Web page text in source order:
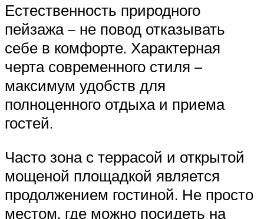
Естественность природного
пейзажа – не повод отказывать
себе в комфорте. Характерная
черта современного стиля –
максимум удобств для
полноценного отдыха и приема
гостей.
Часто зона с террасой и открытой
мощеной площадкой является
продолжением гостиной. Не просто
местом, где можно посидеть на